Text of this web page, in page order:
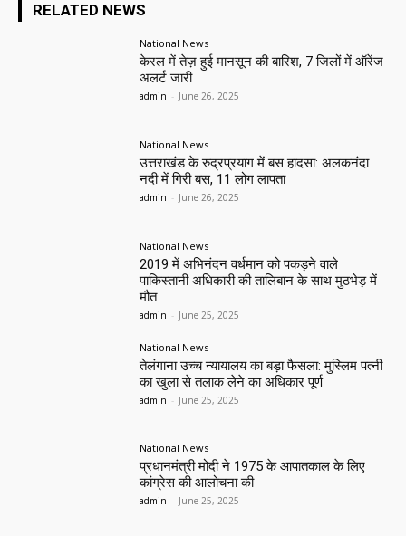
RELATED NEWS
National News
केरल में तेज़ हुई मानसून की बारिश, 7 जिलों में ऑरेंज
अलर्ट जारी
admin - June 26, 2025
National News
उत्तराखंड के रुद्रप्रयाग में बस हादसा: अलकनंदा
नदी में गिरी बस, 11 लोग लापता
admin - June 26, 2025
National News
2019 में अभिनंदन वर्धमान को पकड़ने वाले
पाकिस्तानी अधिकारी की तालिबान के साथ मुठभेड़ में
मौत
admin - June 25, 2025
National News
तेलंगाना उच्च न्यायालय का बड़ा फैसला: मुस्लिम पत्नी
का खुला से तलाक लेने का अधिकार पूर्ण
admin - June 25, 2025
National News
प्रधानमंत्री मोदी ने 1975 के आपातकाल के लिए
कांग्रेस की आलोचना की
admin - June 25, 2025